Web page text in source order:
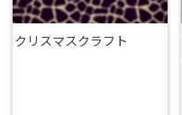
クリスマスクラフト